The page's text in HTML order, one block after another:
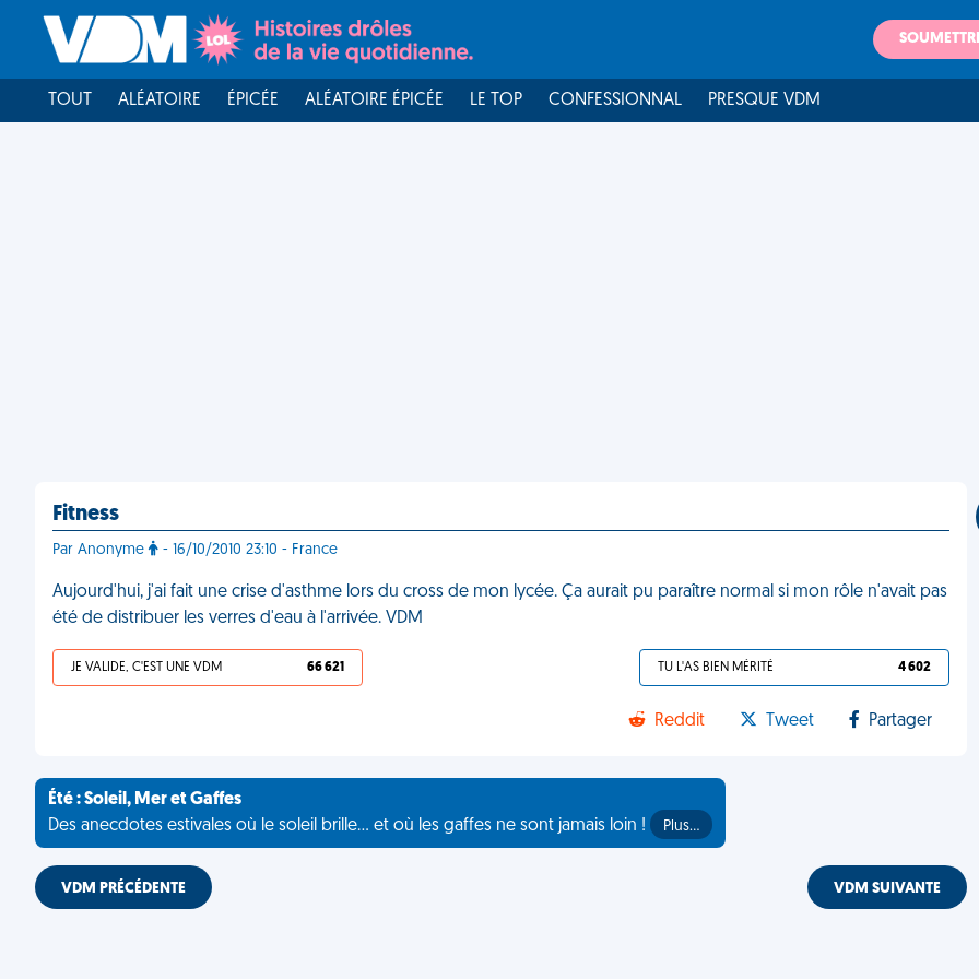
TOUT ALÉATOIRE ÉPICÉE ALÉATOIRE ÉPICÉE LE TOP CONFESSIONNAL PRESQUE VDM
Fitness
Par Anonyme - 16/10/2010 23:10 - France
Aujourd'hui, j'ai fait une crise d'asthme lors du cross de mon lycée. Ça aurait pu paraître normal si mon rôle n'avait pas
été de distribuer les verres d'eau à l'arrivée. VDM
JE VALIDE, C'EST UNE VDM 66 621 TU L'AS BIEN MÉRITÉ 4 602
Reddit Tweet Partager
Été : Soleil, Mer et Gaffes
Des anecdotes estivales où le soleil brille... et où les gaffes ne sont jamais loin !
Plus…
VDM PRÉCÉDENTE VDM SUIVANTE